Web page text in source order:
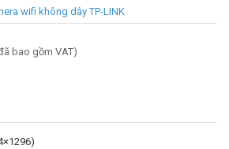
wifi không dây TP-LINK
bao gồm VAT)